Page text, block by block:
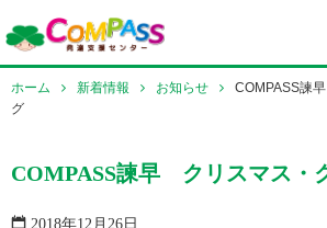
ホーム 新着情報 お知らせ
COMPASS諫
グ
COMPASS諫早 クリスマス・
2018年12月26日